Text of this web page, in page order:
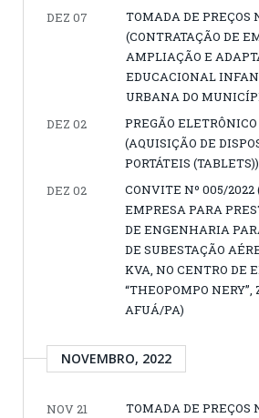
DEZ 07
TOMADA DE PREÇOS
(CONTRATAÇÃO DE
AMPLIAÇÃO E
EDUCACIONAL
URBANA DO
DEZ 02
PREGÃO
(AQUISIÇÃO DE
PORTÁTEIS (TABLETS))
DEZ 02
CONVITE Nº 005/2022
EMPRESA PARA
DE ENGENHARIA
DE SUBESTAÇÃO
KVA, NO CENTRO DE
“THEOPOMPO
AFUÁ/PA)
NOVEMBRO, 2022
NOV 21
TOMADA DE PREÇOS